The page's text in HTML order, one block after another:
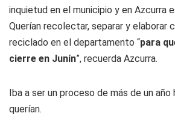
inquietud en el municipio y en Azcurra
Querían recolectar, separar y elaborar
reciclado en el departamento “para
cierre en Junín”, recuerda Azcurra.
Iba a ser un proceso de más de un
querían.